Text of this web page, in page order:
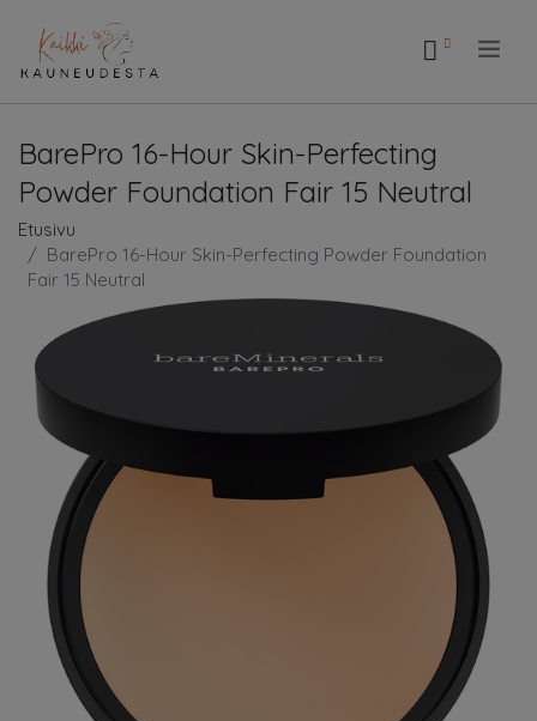
BarePro 16-Hour Skin-Perfecting
Powder Foundation Fair 15 Neutral
Etusivu
BarePro 16-Hour Skin-Perfecting Powder Foundation
Fair 15 Neutral